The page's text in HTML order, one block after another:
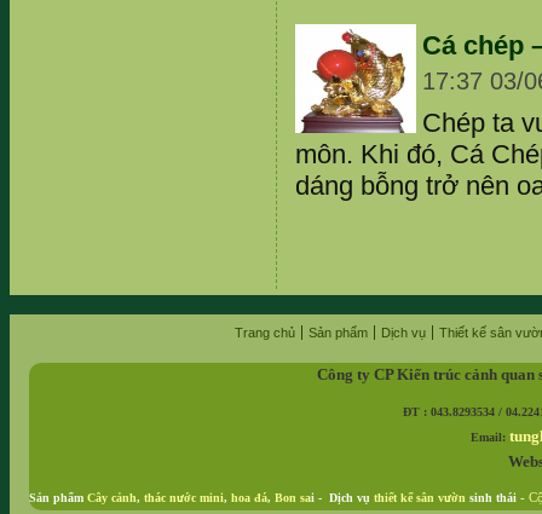
Cá chép
17:37 03/
Chép ta
môn. Khi đó, Cá
dáng bỗng trở nên
Trang chủ Sản phẩm Dịch vụ Thiết kế sân
Công ty CP Kiến trúc cảnh
ĐT : 043.8293534 /
Email:
Sản phẩm Cây cảnh, thác nước mini, hoa đá, Bon sai - Dịch vụ thiết kế sân vườn sinh thái -